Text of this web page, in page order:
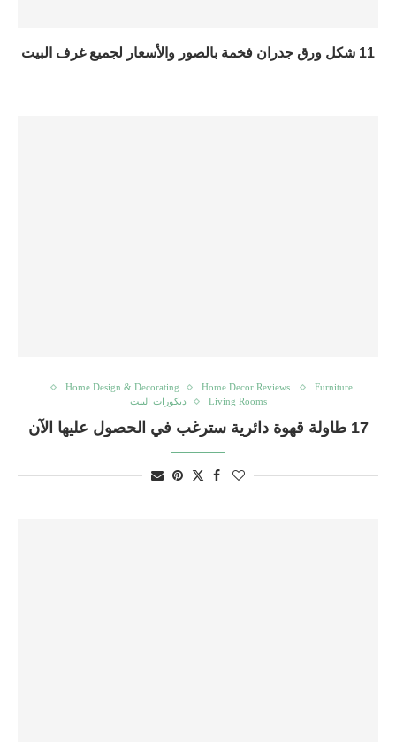
11 شكل ورق جدران فخمة بالصور والأسعار لجميع غرف البيت
Furniture
Home Decor Reviews
Home Design & Decorating
Living Rooms
ديكورات البيت
17 طاولة قهوة دائرية سترغب في الحصول عليها الآن